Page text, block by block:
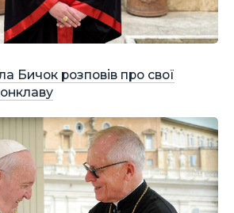
Бичок розповів про свої